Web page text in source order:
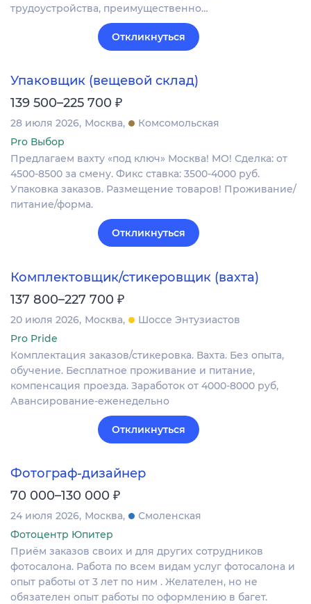
трудоустройства, преимущественно…
Откликнуться
Упаковщик (вещевой склад)
139 500–225 700 ₽
28 июля 2026 Москва
Комсомольская
Pro Выбор
Предлагаем вахту «под ключ» Москва! МО! Сделка: от
4500-8500 за смену. Фикс ставка: 3500-4000 руб.
Упаковка заказов. Размещение товаров! Проживание/
питание/форма.
Откликнуться
Комплектовщик/стикеровщик (вахта)
137 800–227 700 ₽
20 июля 2026 Москва
Шоссе Энтузиастов
Pro Pride
Комплектация заказов/стикеровка. Вахта. Без опыта,
обучение. Бесплатное проживание и питание,
компенсация проезда. Заработок от 4000-8000 руб,
Авансирование-еженедельно
Откликнуться
Фотограф-дизайнер
70 000–130 000 ₽
24 июля 2026 Москва
Смоленская
Фотоцентр Юпитер
Приём заказов своих и для других сотрудников
фотосалона. Работа по всем видам услуг фотосалона и
опыт работы от 3 лет по ним . Желателен, но не
обязателен опыт работы по оформлению в багет.